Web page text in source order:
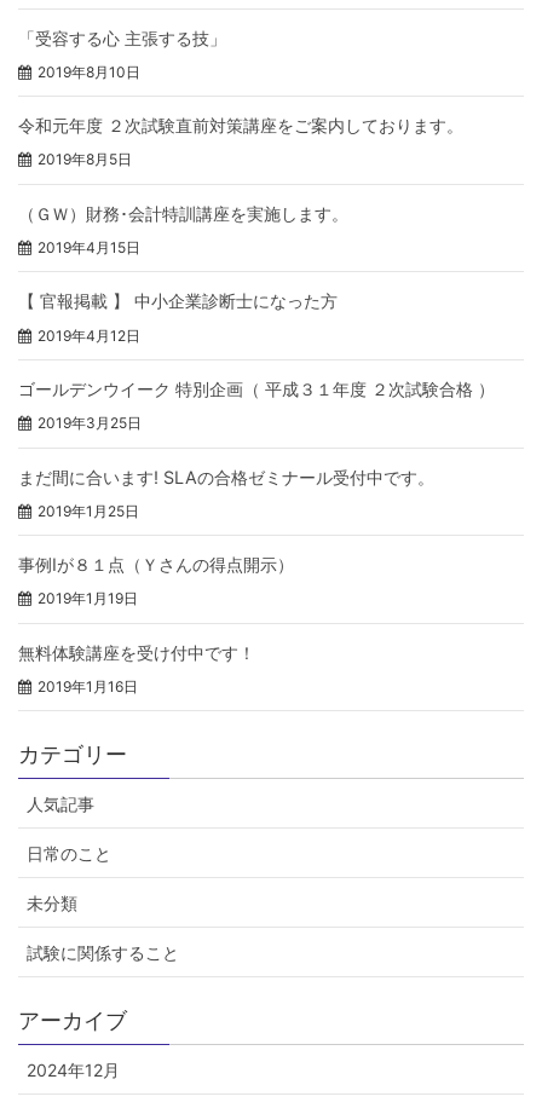
「受容する心 主張する技」
2019年8月10日
令和元年度 ２次試験直前対策講座をご案内しております。
2019年8月5日
（ＧＷ）財務･会計特訓講座を実施します。
2019年4月15日
【 官報掲載 】 中小企業診断士になった方
2019年4月12日
ゴールデンウイーク 特別企画（ 平成３１年度 ２次試験合格 ）
2019年3月25日
まだ間に合います! SLAの合格ゼミナール受付中です。
2019年1月25日
事例Ⅰが８１点（Ｙさんの得点開示）
2019年1月19日
無料体験講座を受け付中です！
2019年1月16日
カテゴリー
人気記事
日常のこと
未分類
試験に関係すること
アーカイブ
2024年12月